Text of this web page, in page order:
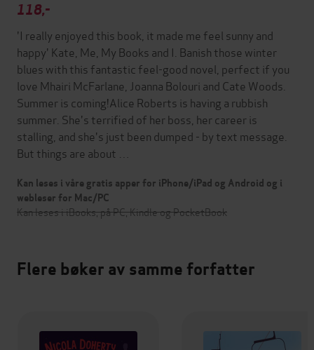
118,-
'I really enjoyed this book, it made me feel sunny and
happy' Kate, Me, My Books and I. Banish those winter
blues with this fantastic feel-good novel, perfect if you
love Mhairi McFarlane, Joanna Bolouri and Cate Woods.
Summer is coming!Alice Roberts is having a rubbish
summer. She's terrified of her boss, her career is
stalling, and she's just been dumped - by text message.
But things are about …
Kan leses i våre gratis apper for iPhone/iPad og Android og i
webleser for Mac/PC
Kan leses i iBooks, på PC, Kindle og PocketBook
Flere bøker av samme forfatter